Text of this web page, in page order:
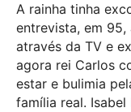
A rainha tinha
entrevista, em 95,
através da TV e
agora rei Carlos
estar e bulimia
família real.